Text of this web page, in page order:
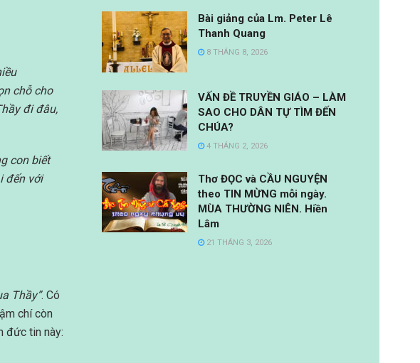
chỗ cho
đi đâu,
con biết
đến với
Thầy”. Có
chí còn
đức tin này:
Bài giảng của Lm. Peter Lê
Thanh Quang
8 THÁNG 8, 2026
VẤN ĐỀ TRUYỀN GIÁO – LÀM
SAO CHO DÂN TỰ TÌM ĐẾN
CHÚA?
4 THÁNG 2, 2026
Thơ ĐỌC và CẦU NGUYỆN
theo TIN MỪNG mỗi ngày.
MÙA THƯỜNG NIÊN. Hiền
Lâm
21 THÁNG 3, 2026